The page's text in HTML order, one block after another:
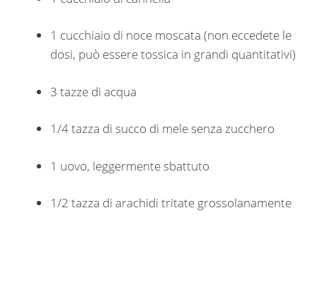
1 cucchiaio di noce moscata (non eccedete le
dosi, può essere tossica in grandi quantitativi)
3 tazze di acqua
1/4 tazza di succo di mele senza zucchero
1 uovo, leggermente sbattuto
1/2 tazza di arachidi tritate grossolanamente